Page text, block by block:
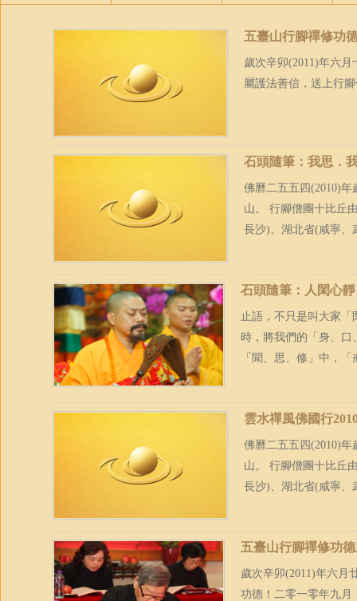
五臺山行腳禪修功
歲次辛卯(2011)年六
屬護法善信，送上行
石頭隨筆：我思．
佛曆二五五四(2010)
山。 行腳僧團十比丘
長沙)、湖北省(咸寧、
石頭隨筆：人閑心
止語，不只是叫大家
時，將我們的「身、
「聞、思、修」中，
雲水禪風佛國行
佛曆二五五四(2010)
山。 行腳僧團十比丘
長沙)、湖北省(咸寧、
五臺山行腳禪修功
歲次辛卯(2011)年六月
功德！二零一零年九月